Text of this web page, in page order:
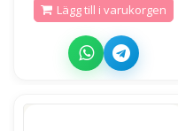
Lägg till i varukorgen